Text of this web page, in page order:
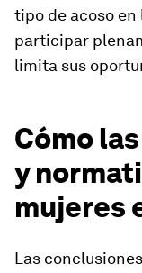
tipo de acoso en
participar
limita sus
Cómo
y
mujeres
Las